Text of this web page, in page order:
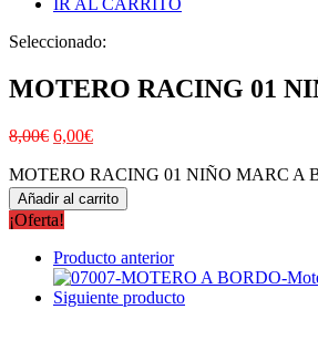
Seleccionado:
MOTERO RACING 01
8,00€ 6,00€
MOTERO RACING 01 NIÑO MARC A
Añadir al carrito
¡Oferta!
Producto anterior
Siguiente producto